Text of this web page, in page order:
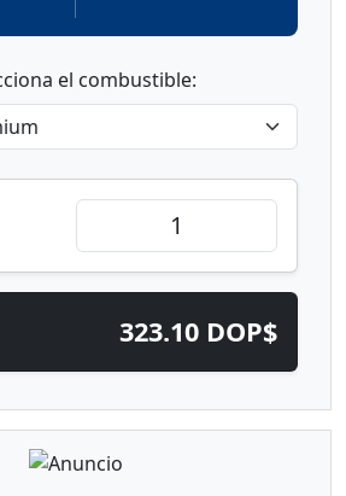
el combustible:
323.10 DOP$